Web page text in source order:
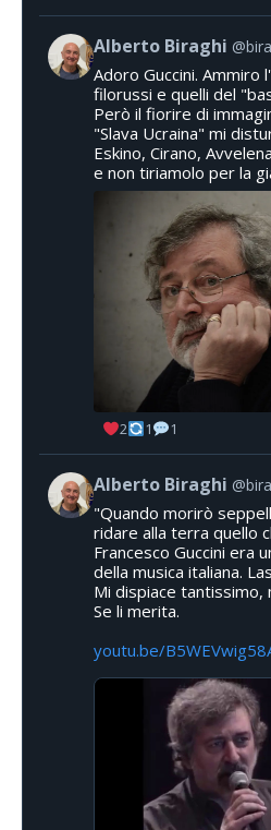
Alberto Biraghi
Adoro Guccini. Ammiro
filorussi e quelli del
Però il fiorire di
"Slava Ucraina" mi
Eskino, Cirano,
e non tiriamolo per la
2 1 1
Alberto Biraghi
"Quando morirò
ridare alla terra quello
Francesco Guccini era
della musica italiana.
Mi dispiace tantissimo,
Se li merita.
youtu.be/